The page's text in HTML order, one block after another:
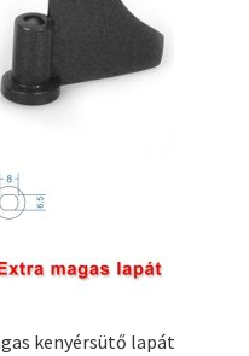
kenyérsütő lapát